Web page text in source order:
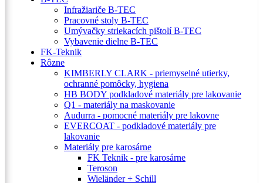
Infražiariče B-TEC
Pracovné stoly B-TEC
Umývačky striekacích pištolí B-TEC
Vybavenie dielne B-TEC
FK-Teknik
Rôzne
KIMBERLY CLARK - priemyselné utierky,
ochranné pomôcky, hygiena
HB BODY podkladové materiály pre lakovanie
Q1 - materiály na maskovanie
Audurra - pomocné materiály pre lakovne
EVERCOAT - podkladové materiály pre
lakovanie
Materiály pre karosárne
FK Teknik - pre karosárne
Teroson
Wieländer + Schill